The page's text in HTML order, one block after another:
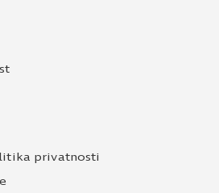
privatnosti